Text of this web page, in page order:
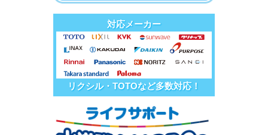
対応メーカー
リクシル・TOTOなど多数対応！